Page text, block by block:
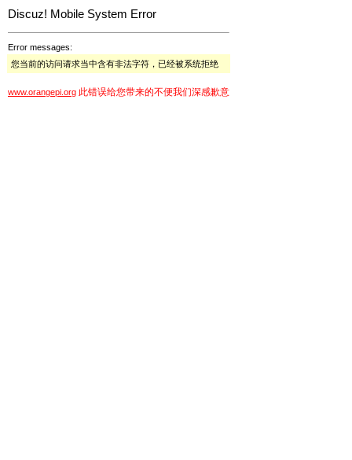
Discuz! Mobile System Error
Error messages:
您当前的访问请求当中含有非法字符，已经被系统拒绝
www.orangepi.org 此错误给您带来的不便我们深感歉意